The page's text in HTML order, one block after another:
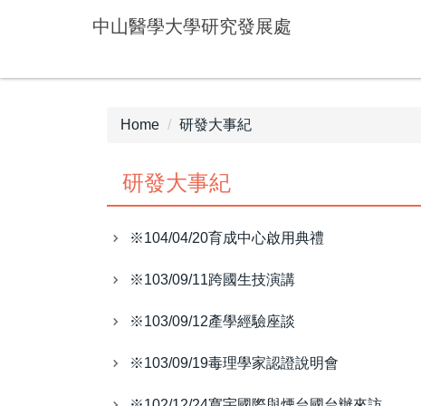
main
中山醫學大學研究發展處
Home 研發大事紀
研發大事紀
※104/04/20育成中心啟用典禮
※103/09/11跨國生技演講
※103/09/12產學經驗座談
※103/09/19毒理學家認證說明會